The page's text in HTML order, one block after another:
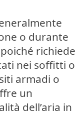
o durante
richiede
nei soffitti o
armadi o
un
dell’aria in